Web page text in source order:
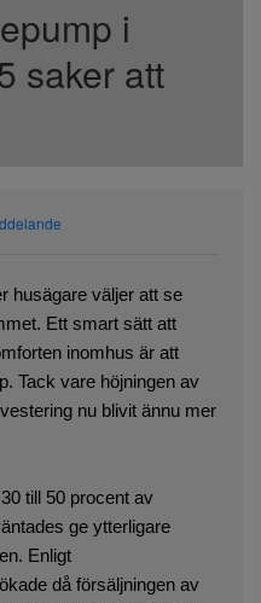
i
saker att
husägare väljer att se
Ett smart sätt att
inomhus är att
Tack vare höjningen av
nu blivit ännu mer
till 50 procent av
ge ytterligare
Enligt
då försäljningen av